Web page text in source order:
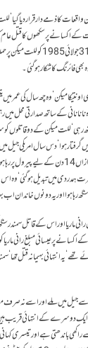
کوان واقعات کا ذمے دار قرار دیا
اکسانے پر سکھوں کا قتل عام
ساتھیوں کے ساتھ مل کر 31
فائرنگ کا شکار ہو گئی۔
میکن‘ وہ چھ سال کی عمر
نانی کے ساتھ صدارتی محل میں
للت میکن کے دو قاتلوں کو
گرفتار ہوا‘ دس سال امریکی جیل
عمر قید ہو گئی‘ کوکی سنگھ بعدازاں 14
نفرت ہمدردی میں تبدیل ہو گئی‘
رہا ہوا اور یہ دونوں خاندان
ماریا اور اس کے قاتل سمندر
پر عیسائی مبلغ رانی ماریا کو
کو 58 زخم آئے تھے‘ یہ انتہائی بہیمانہ
اسے جیل میں ملے اور اسے نہ صرف
دوسرے کے انتہائی قریب ہیں‘